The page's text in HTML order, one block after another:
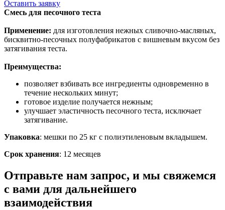
Оставить заявку
Смесь для песочного теста
Применение: для изготовления нежных сливочно-масляных,
бисквитно-песочных полуфабрикатов с вишневым вкусом без
затягивания теста.
Преимущества:
позволяет взбивать все ингредиенты одновременно в
течение нескольких минут;
готовое изделие получается нежным;
улучшает эластичность песочного теста, исключает
затягивание.
Упаковка: мешки по 25 кг с полиэтиленовым вкладышем.
Срок хранения: 12 месяцев
Отправьте нам запрос, и мы свяжемся
с вами для дальнейшего
взаимодействия